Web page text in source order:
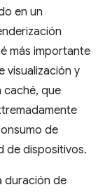
en un
más importante
visualización y
caché, que
de
de dispositivos.
duración de